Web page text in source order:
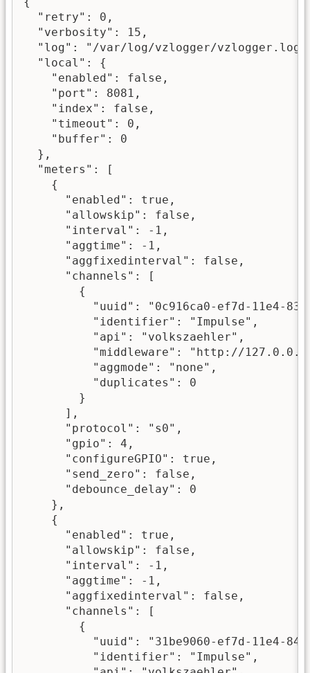
  "retry": 0,
  "verbosity": 15,
"log": "/var/log/vzlogger/
  "local": {
    "enabled": false,
    "port": 8081,
    "index": false,
    "timeout": 0,
    "buffer": 0
  },
  "meters": [
    {
      "enabled": true,
      "allowskip": false,
      "interval": -1,
      "aggtime": -1,
      "aggfixedinterval": false,
      "channels": [
        {
"uuid": "0c916ca0-ef7d-11e4-
          "identifier": "Impulse",
          "api": "volkszaehler",
"middleware": "http://
          "aggmode": "none",
          "duplicates": 0
        }
      ],
      "protocol": "s0",
      "gpio": 4,
      "configureGPIO": true,
      "send_zero": false,
      "debounce_delay": 0
    },
    {
      "enabled": true,
      "allowskip": false,
      "interval": -1,
      "aggtime": -1,
      "aggfixedinterval": false,
      "channels": [
        {
"uuid": "31be9060-ef7d-11e4-
          "identifier": "Impulse",